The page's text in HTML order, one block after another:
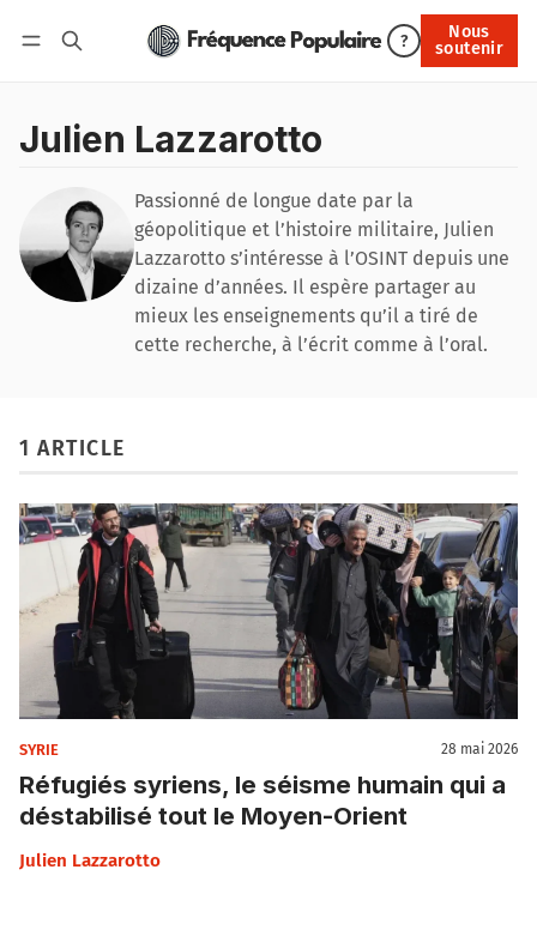
?
Nous
soutenir
Nous soutenir
Julien Lazzarotto
Passionné de longue date par la
géopolitique et l’histoire militaire, Julien
Lazzarotto s’intéresse à l’OSINT depuis une
dizaine d’années. Il espère partager au
mieux les enseignements qu’il a tiré de
cette recherche, à l’écrit comme à l’oral.
1 ARTICLE
SYRIE 28 mai 2026
Réfugiés syriens, le séisme humain qui a
déstabilisé tout le Moyen-Orient
Julien Lazzarotto